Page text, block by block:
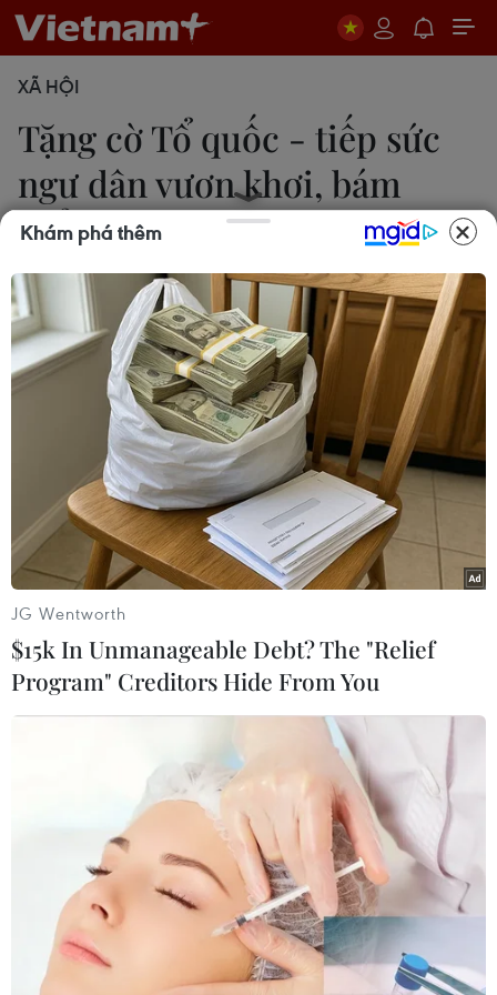
XÃ HỘI
Tặng cờ Tổ quốc - tiếp sức
ngư dân vươn khơi, bám
biển
Tá Chuyên
28/06/2019 03:41
Nhằm thắt chặt quan hệ gắn bó giữa cán bộ,
chiến sỹ với ngư dân, nhiều năm qua Ban Chỉ huy
Quân sự thị xã Hoàng Mai, Nghệ An, triển khai mô
hình Tôi yêu Tổ quốc tôi - tặng cờ Tổ quốc cho ngư
dân.
Tặng cờ Tổ quốc cho ngư dân. (Ảnh: Trần Tĩnh/TTXVN)
Nhằm thắt chặt quan hệ gắn bó giữa cán bộ,
Khám phá thêm
JG Wentworth
$15k In Unmanageable Debt? The "Relief
Program" Creditors Hide From You